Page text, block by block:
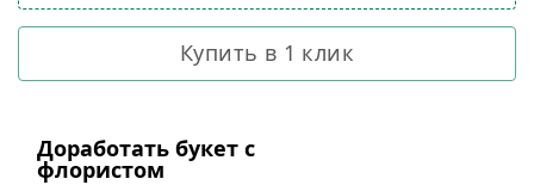
Купить в 1 клик
Доработать букет с
флористом